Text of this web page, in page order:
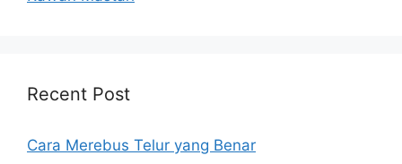
Recent Post
Cara Merebus Telur yang Benar